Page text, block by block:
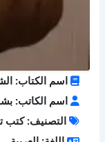
اسم الكتاب:
اسم الكاتب:
التصنيف: كتب